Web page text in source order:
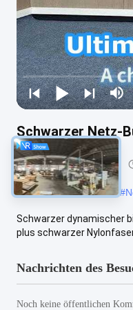
Schwarzer Netz-
Maschenbürostuhl
#Moderner Bürostuhl #
Schwarzer dynamischer
plus schwarzer
Nachrichten des
Noch keine öffentlichen